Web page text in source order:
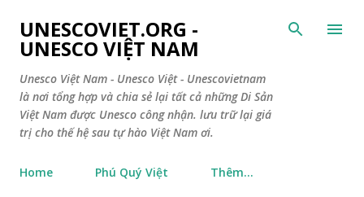
Chuyển đến nội dung chính
UNESCOVIET.ORG -
UNESCO VIỆT NAM
Unesco Việt Nam - Unesco Việt - Unescovietnam
là nơi tổng hợp và chia sẻ lại tất cả những Di Sản
Việt Nam được Unesco công nhận. lưu trữ lại giá
trị cho thế hệ sau tự hào Việt Nam ơi.
Home Phú Quý Việt Thêm…